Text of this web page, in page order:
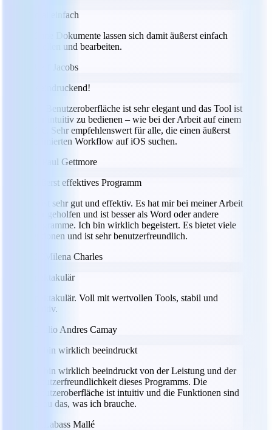
Total einfach
Meine Dokumente lassen sich damit äußerst einfach
erstellen und bearbeiten.
Jeff Jacobs
Beeindruckend!
Die Benutzeroberfläche ist sehr elegant und das Tool ist
sehr intuitiv zu bedienen – wie bei der Arbeit auf einem
Mac. Sehr empfehlenswert für alle, die einen äußerst
optimierten Workflow auf iOS suchen.
Paul Gettmore
Äußerst effektives Programm
Es ist sehr gut und effektiv. Es hat mir bei meiner Arbeit
sehr geholfen und ist besser als Word oder andere
Programme. Ich bin wirklich begeistert. Es bietet viele
Optionen und ist sehr benutzerfreundlich.
Milena Charles
Spektakulär
Spektakulär. Voll mit wertvollen Tools, stabil und
intuitiv.
Julio Andres Camay
Ich bin wirklich beeindruckt
Ich bin wirklich beeindruckt von der Leistung und der
Benutzerfreundlichkeit dieses Programms. Die
Benutzeroberfläche ist intuitiv und die Funktionen sind
genau das, was ich brauche.
Labass Mallé